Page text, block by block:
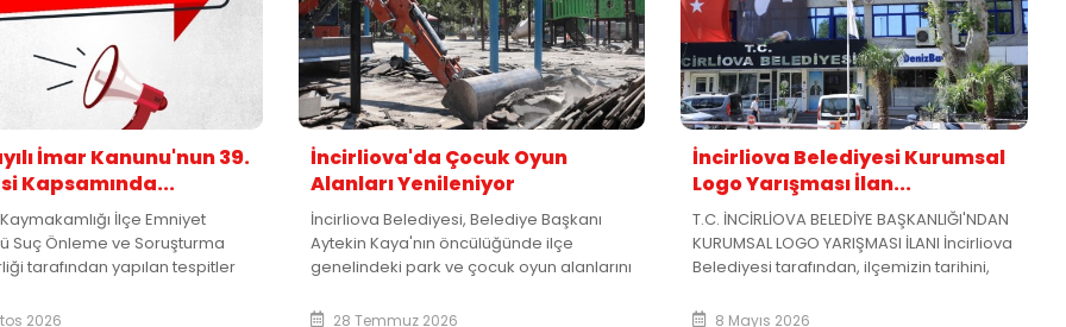
İmar Kanunu'nun 39.
Kapsamında...
İlçe Emniyet
Suç Önleme ve Soruşturma
tarafından yapılan tespitler
metruk bina niteliğinde
2026
İncirliova'da Çocuk Oyun
Alanları Yenileniyor
İncirliova Belediyesi, Belediye Başkanı
Aytekin Kaya'nın öncülüğünde ilçe
genelindeki park ve çocuk oyun alanlarını
getirmek amacıyla bakım, onarım ve
28 Temmuz 2026
İncirliova Belediyesi Kurumsal
Logo Yarışması İlan...
T.C. İNCİRLİOVA BELEDİYE BAŞKANLIĞI'NDAN
KURUMSAL LOGO YARIŞMASI İLANI İncirliova
Belediyesi tarafından, ilçemizin tarihini,
ve çağdaş belediyecilik vizyonunu
8 Mayıs 2026